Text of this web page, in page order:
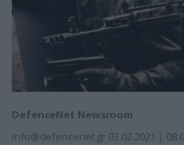
DefenceNet Newsroom
info@defencenet.gr 03.02.2021 |